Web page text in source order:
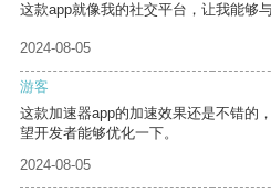
这款app就像我的社交平台，让我能够
2024-08-05
游客
这款加速器app的加速效果还是不错的
望开发者能够优化一下。
2024-08-05